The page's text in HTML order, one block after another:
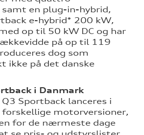
en plug-in-hybrid,
e-hybrid* 200 kW,
op til 50 kW DC og har
på op til 119
dog som
ikke på det danske
i Danmark
Q3 Sportback lanceres i
forskellige motorversioner,
for de nærmeste dage